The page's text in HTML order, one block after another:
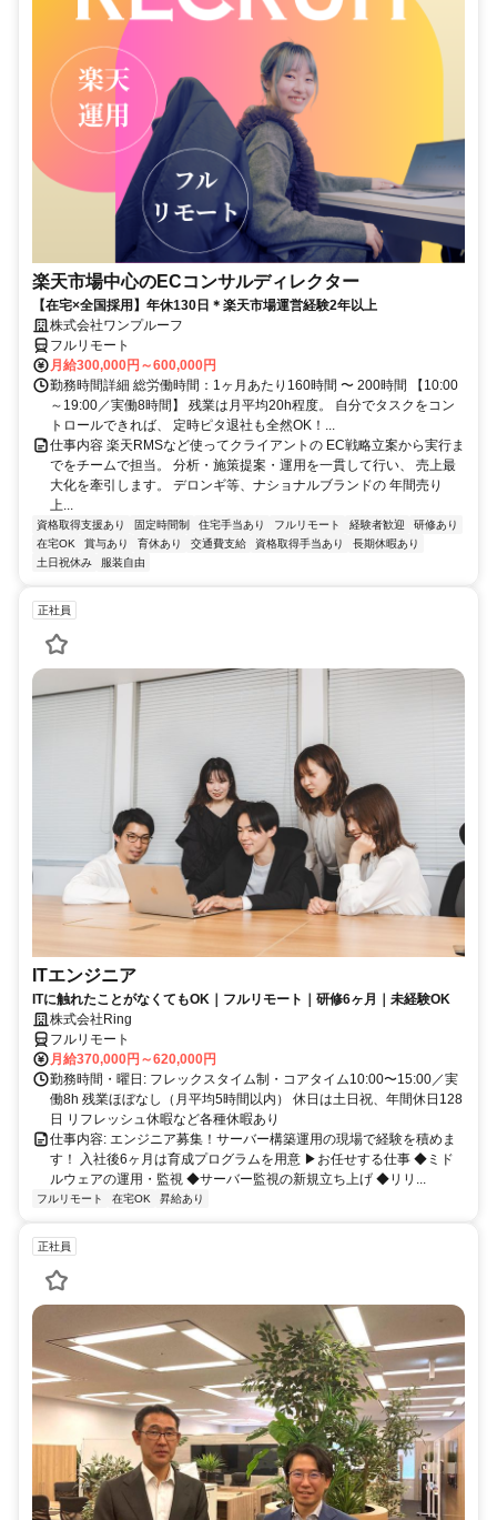
楽天市場中心のECコンサルディレクター
【在宅×全国採用】年休130日＊楽天市場運営経験2年以上
株式会社ワンプルーフ
フルリモート
月給300,000円～600,000円
勤務時間詳細 総労働時間：1ヶ月あたり160時間 〜 200時間 【10:00
～19:00／実働8時間】 残業は月平均20h程度。 自分でタスクをコン
トロールできれば、 定時ピタ退社も全然OK！...
仕事内容 楽天RMSなど使ってクライアントの EC戦略立案から実行ま
でをチームで担当。 分析・施策提案・運用を一貫して行い、 売上最
大化を牽引します。 デロンギ等、ナショナルブランドの 年間売り
上...
資格取得支援あり 固定時間制 住宅手当あり フルリモート 経験者歓迎
研修あり
在宅OK
賞与あり 育休あり 交通費支給 資格取得手当あり
長期休暇あり
土日祝休み
服装自由
正社員
ITエンジニア
ITに触れたことがなくてもOK｜フルリモート｜研修6ヶ月｜未経験OK
株式会社Ring
フルリモート
月給370,000円～620,000円
勤務時間・曜日: フレックスタイム制・コアタイム10:00〜15:00／実
働8h 残業ほぼなし（月平均5時間以内） 休日は土日祝、年間休日128
日 リフレッシュ休暇など各種休暇あり
仕事内容: エンジニア募集！サーバー構築運用の現場で経験を積めま
す！ 入社後6ヶ月は育成プログラムを用意 ▶お任せする仕事 ◆ミド
ルウェアの運用・監視 ◆サーバー監視の新規立ち上げ ◆リリ...
フルリモート 在宅OK 昇給あり
正社員